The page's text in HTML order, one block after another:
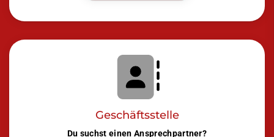
Geschäftsstelle
Du suchst einen Ansprechpartner?